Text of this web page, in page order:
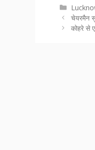
चेयरमैन
कोहरे से